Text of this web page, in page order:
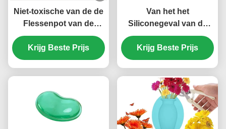
Niet-toxische van de de
Flessenpot van de
Siliconebloem
Onschadelijke
Veelkleurige Praktisch
Krijg Beste Prijs
Van het het
Siliconegeval van de
antisteunbalk Geurloos
Elektronika de
Polsstootkussen voor
Krijg Beste Prijs